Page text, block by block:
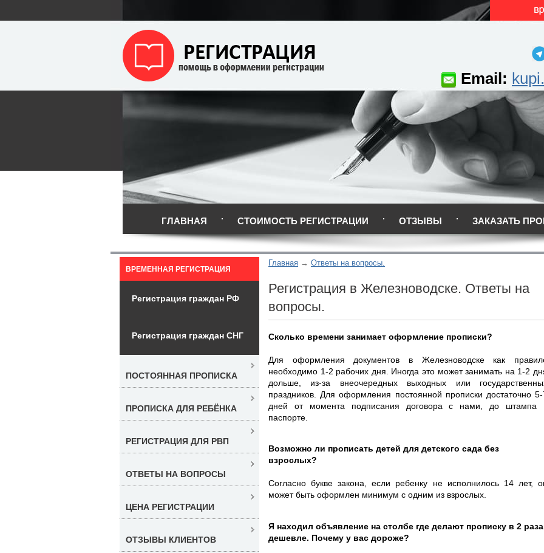
Email:
ГЛАВНАЯ СТОИМОСТЬ РЕГИСТРАЦИИ ОТЗЫВЫ ЗАКАЗАТЬ
Главная Ответы на вопросы.
Регистрация в Железноводске. Ответы на
вопросы.
Сколько времени занимает оформление прописки?
Для оформления документов в Железноводске как
необходимо 1-2 рабочих дня. Иногда это может занимать на 1-2
дольше, из-за внеочередных выходных или
праздников. Для оформления постоянной прописки достаточно 5-
дней от момента подписания договора с нами, до штампа
паспорте.
Возможно ли прописать детей для детского сада без
взрослых?
Согласно букве закона, если ребенку не исполнилось 14 лет,
может быть оформлен минимум с одним из взрослых.
Я находил объявление на столбе где делают прописку в 2 раза
дешевле. Почему у вас дороже?
ВРЕМЕННАЯ РЕГИСТРАЦИЯ
Регистрация граждан РФ
Регистрация граждан СНГ
ПОСТОЯННАЯ ПРОПИСКА
ПРОПИСКА ДЛЯ РЕБЁНКА
РЕГИСТРАЦИЯ ДЛЯ РВП
ОТВЕТЫ НА ВОПРОСЫ
ЦЕНА РЕГИСТРАЦИИ
ОТЗЫВЫ КЛИЕНТОВ